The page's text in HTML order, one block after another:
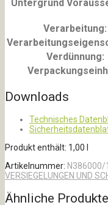
Untergrund
Verarbeitung:
Verdünnung:
Downloads
Technisches
Produkt enthält: 1,00
Artikelnummer: N386000/1
VERSIEGELUNGEN UND
Ähnliche Produkte